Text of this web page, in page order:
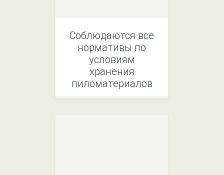
Соблюдаются все
нормативы по
условиям
хранения
пиломатериалов